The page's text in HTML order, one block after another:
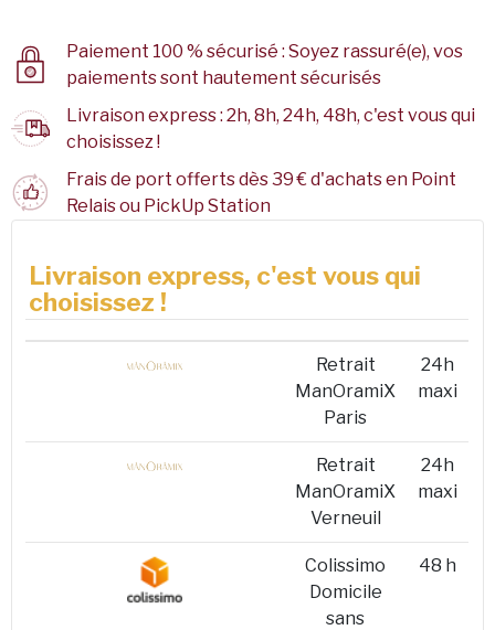
Paiement 100 % sécurisé : Soyez rassuré(e), vos
paiements sont hautement sécurisés
Livraison express : 2h, 8h, 24h, 48h, c'est vous qui
choisissez !
Frais de port offerts dès 39 € d'achats en Point
Relais ou PickUp Station
Livraison express, c'est vous qui
choisissez !
Retrait
ManOramiX
Paris
24h
maxi
Retrait
ManOramiX
Verneuil
24h
maxi
Colissimo
Domicile
sans
48 h